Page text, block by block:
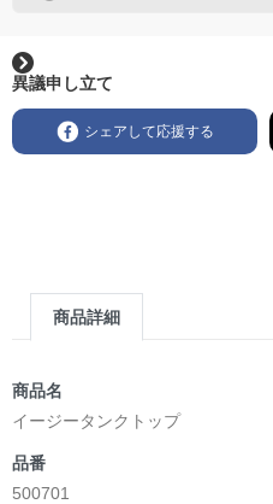
異議申し立て
シェアして応援する
商品詳細
商品名
イージータンクトップ
品番
500701